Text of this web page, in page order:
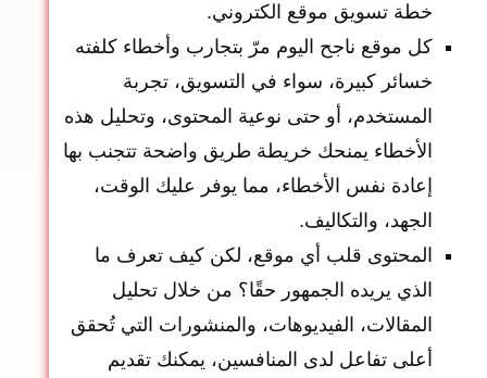
خطة تسويق موقع الكتروني.
كل موقع ناجح اليوم مرّ بتجارب وأخطاء كلفته
خسائر كبيرة، سواء في التسويق، تجربة
المستخدم، أو حتى نوعية المحتوى، وتحليل هذه
الأخطاء يمنحك خريطة طريق واضحة تتجنب بها
إعادة نفس الأخطاء، مما يوفر عليك الوقت،
الجهد، والتكاليف.
المحتوى قلب أي موقع، لكن كيف تعرف ما
الذي يريده الجمهور حقًا؟ من خلال تحليل
المقالات، الفيديوهات، والمنشورات التي تُحقق
أعلى تفاعل لدى المنافسين، يمكنك تقديم